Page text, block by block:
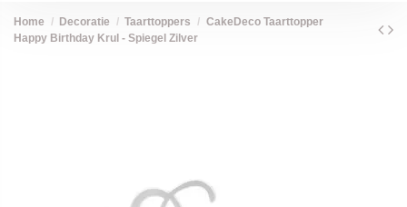
Home Decoratie Taarttoppers
CakeDeco Taarttopper
Happy Birthday Krul - Spiegel Zilver